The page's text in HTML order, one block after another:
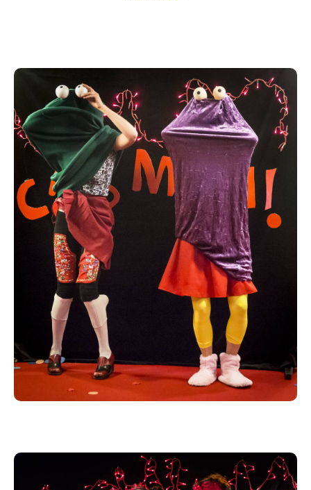
Opéra Pouët ! par la Cie Zoélastic est le type-même
du spectacle de Clown tout public réussi. Tout le
monde y trouve son compte. Tandis que les enfants
sont captivés par la drôlerie, la complémentarité et
les relations des deux personnages passant, d'un
instant à l'autre, d'une compétition joyeuse et
l'exaspération totale, les parents
sont saisis par la réussite des détournements
musicaux. A titre d'exemple, le numéro de pouët-
pouët sur l'air de Carmen est d'une virtuosité
incroyable susceptible de bluffer l'oreille la plus
Interpouëtation : Marion Chomier et Carole Devillers
mise en jeu : Nikola Martin
Durée : 50 min
Tarif : 12 € / 8 €